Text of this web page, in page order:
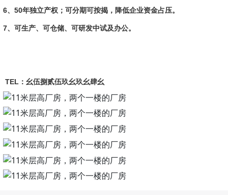
6、50年独立产权；可分期可按揭，降低企业资金占压。
7、可生产、可仓储、可研发中试及办公。
TEL：幺伍捌贰伍玖幺玖幺肆幺